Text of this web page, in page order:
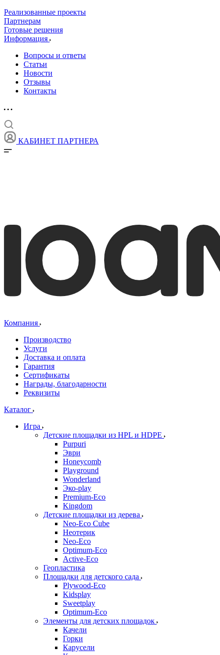
Реализованные проекты
Партнерам
Готовые решения
Информация
Вопросы и ответы
Статьи
Новости
Отзывы
Контакты
КАБИНЕТ ПАРТНЕРА
Компания
Производство
Услуги
Доставка и оплата
Гарантия
Сертификаты
Награды, благодарности
Реквизиты
Каталог
Игра
Детские площадки из HPL и HDPE
Purpuri
Эври
Honeycomb
Playground
Wonderland
Эко-play
Premium-Eco
Kingdom
Детские площадки из дерева
Neo-Eco Cube
Неотерик
Neo-Eco
Оptimum-Еco
Active-Eco
Геопластика
Площадки для детского сада
Plywood-Eco
Kidsplay
Sweetplay
Оptimum-Еco
Элементы для детских площадок
Качели
Горки
Карусели